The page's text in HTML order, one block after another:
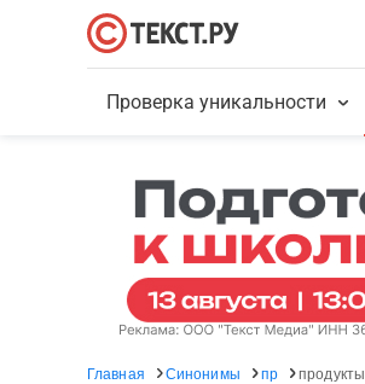
Проверка уникальности
Главная Синонимы пр продукты